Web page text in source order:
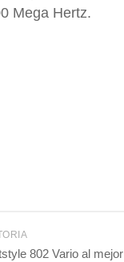
Mega Hertz.
802 Vario al mejor